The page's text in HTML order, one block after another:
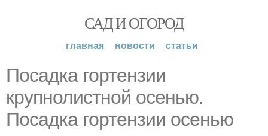
САД И ОГОРОД
главная новости статьи
Посадка гортензии
крупнолистной осенью.
Посадка гортензии осенью